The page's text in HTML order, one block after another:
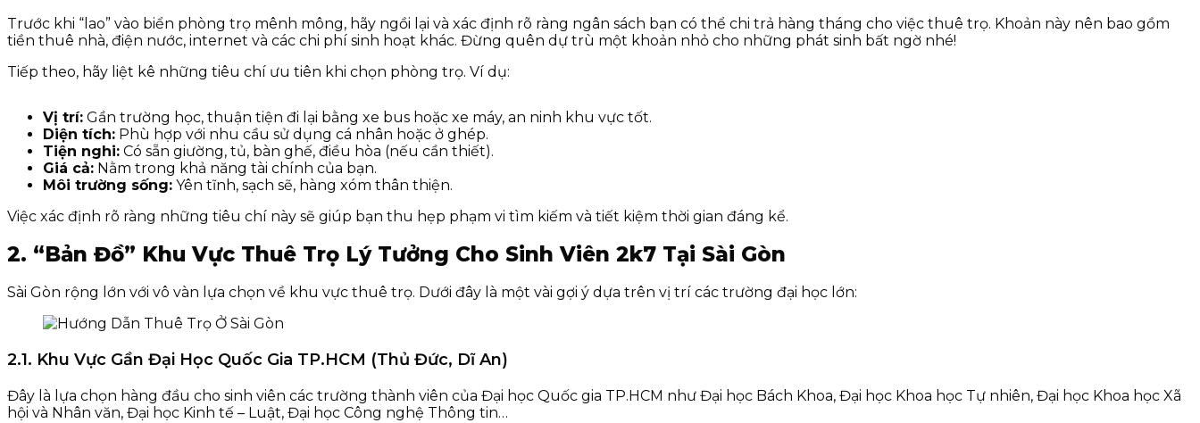
Trước khi “lao” vào biển phòng trọ mênh mông, hãy ngồi lại và xác định rõ ràng ngân sách bạn có thể chi trả hàng tháng cho việc thuê trọ. Khoản này nên bao gồm
tiền thuê nhà, điện nước, internet và các chi phí sinh hoạt khác. Đừng quên dự trù một khoản nhỏ cho những phát sinh bất ngờ nhé!
Tiếp theo, hãy liệt kê những tiêu chí ưu tiên khi chọn phòng trọ. Ví dụ:
Vị trí: Gần trường học, thuận tiện đi lại bằng xe bus hoặc xe máy, an ninh khu vực tốt.
Diện tích: Phù hợp với nhu cầu sử dụng cá nhân hoặc ở ghép.
Tiện nghi: Có sẵn giường, tủ, bàn ghế, điều hòa (nếu cần thiết).
Giá cả: Nằm trong khả năng tài chính của bạn.
Môi trường sống: Yên tĩnh, sạch sẽ, hàng xóm thân thiện.
Việc xác định rõ ràng những tiêu chí này sẽ giúp bạn thu hẹp phạm vi tìm kiếm và tiết kiệm thời gian đáng kể.
2. “Bản Đồ” Khu Vực Thuê Trọ Lý Tưởng Cho Sinh Viên 2k7 Tại Sài Gòn
Sài Gòn rộng lớn với vô vàn lựa chọn về khu vực thuê trọ. Dưới đây là một vài gợi ý dựa trên vị trí các trường đại học lớn:
2.1. Khu Vực Gần Đại Học Quốc Gia TP.HCM (Thủ Đức, Dĩ An)
Đây là lựa chọn hàng đầu cho sinh viên các trường thành viên của Đại học Quốc gia TP.HCM như Đại học Bách Khoa, Đại học Khoa học Tự nhiên, Đại học Khoa học Xã
hội và Nhân văn, Đại học Kinh tế – Luật, Đại học Công nghệ Thông tin…